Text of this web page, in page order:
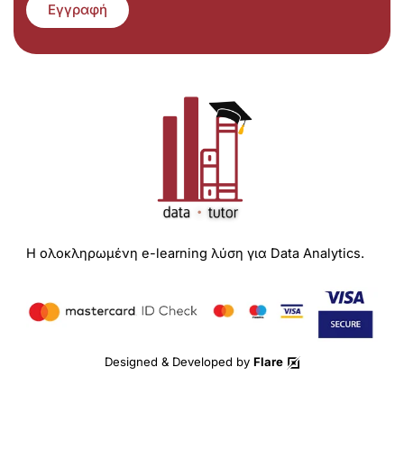
Εγγραφή
Η ολοκληρωμένη e-learning λύση για Data Analytics.
Designed & Developed by Flare